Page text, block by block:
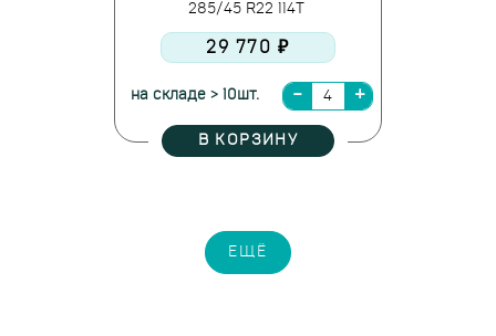
285/45 R22 114T
29 770 ₽
на складе > 10шт.
В КОРЗИНУ
ЕЩЁ